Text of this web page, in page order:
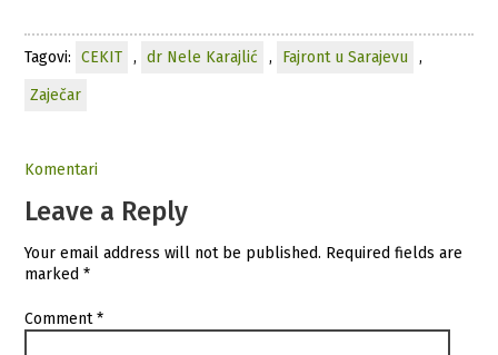
Tagovi: CEKIT , dr Nele Karajlić , Fajront u Sarajevu
,
Zaječar
Komentari
Leave a Reply
Your email address will not be published. Required fields are
marked*
Comment*